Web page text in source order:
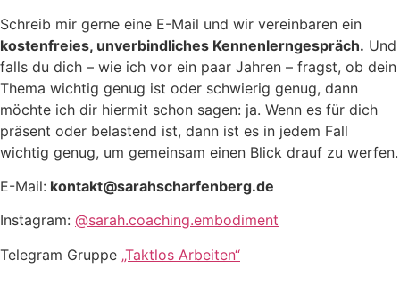
Schreib mir gerne eine E-Mail und wir vereinbaren ein
kostenfreies, unverbindliches Kennenlerngespräch. Und
falls du dich – wie ich vor ein paar Jahren – fragst, ob dein
Thema wichtig genug ist oder schwierig genug, dann
möchte ich dir hiermit schon sagen: ja. Wenn es für dich
präsent oder belastend ist, dann ist es in jedem Fall
wichtig genug, um gemeinsam einen Blick drauf zu werfen.
E-Mail: kontakt@sarahscharfenberg.de
Instagram: @sarah.coaching.embodiment
Telegram Gruppe „Taktlos Arbeiten“